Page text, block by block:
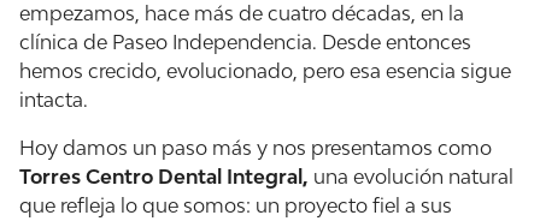
empezamos, hace más de cuatro décadas, en la
clínica de Paseo Independencia. Desde entonces
hemos crecido, evolucionado, pero esa esencia sigue
intacta.
Hoy damos un paso más y nos presentamos como
Torres Centro Dental Integral, una evolución natural
que refleja lo que somos: un proyecto fiel a sus